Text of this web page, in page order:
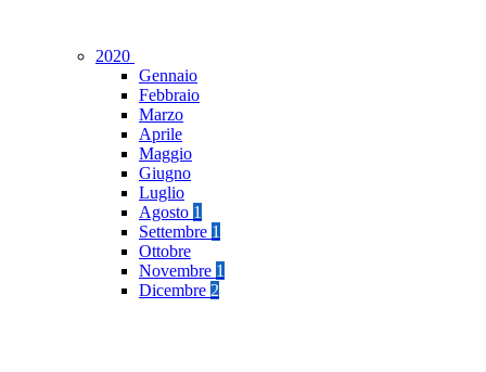
2020
Gennaio
Febbraio
Marzo
Aprile
Maggio
Giugno
Luglio
Agosto 1
Settembre 1
Ottobre
Novembre 1
Dicembre 2